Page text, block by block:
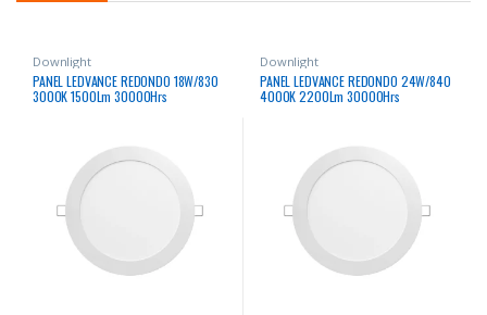
Downlight
PANEL LEDVANCE REDONDO 18W/830
3000K 1500Lm 30000Hrs
Downlight
PANEL LEDVANCE REDONDO 24W/840
4000K 2200Lm 30000Hrs